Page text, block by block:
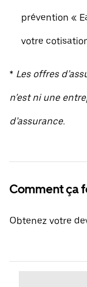
prévention «
votre
* Les offres
n’est ni une
d’assurance.
Comment ça
Obtenez votre